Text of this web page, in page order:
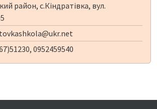
район, с.Кіндратівка, вул.
0952459540